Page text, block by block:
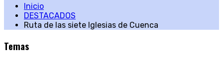
Inicio
DESTACADOS
Ruta de las siete Iglesias de Cuenca
Temas